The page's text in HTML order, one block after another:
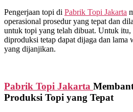
Pengerjaan topi di Pabrik Topi Jakarta
operasional prosedur yang tepat dan
untuk topi yang telah dibuat. Untuk
diproduksi tetap dapat dijaga dan lama
yang dijanjikan.
Pabrik Topi Jakarta
Produksi Topi yang Tepat